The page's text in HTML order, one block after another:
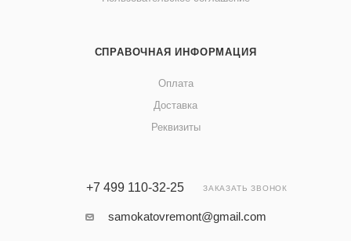
СПРАВОЧНАЯ ИНФОРМАЦИЯ
Оплата
Доставка
Реквизиты
+7 499 110-32-25 ЗАКАЗАТЬ ЗВОНОК
samokatovremont@gmail.com